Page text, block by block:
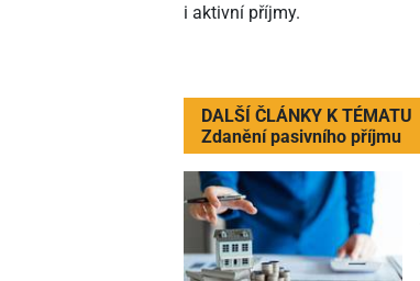
i aktivní příjmy.
DALŠÍ ČLÁNKY K TÉMATU
Zdanění pasivního příjmu